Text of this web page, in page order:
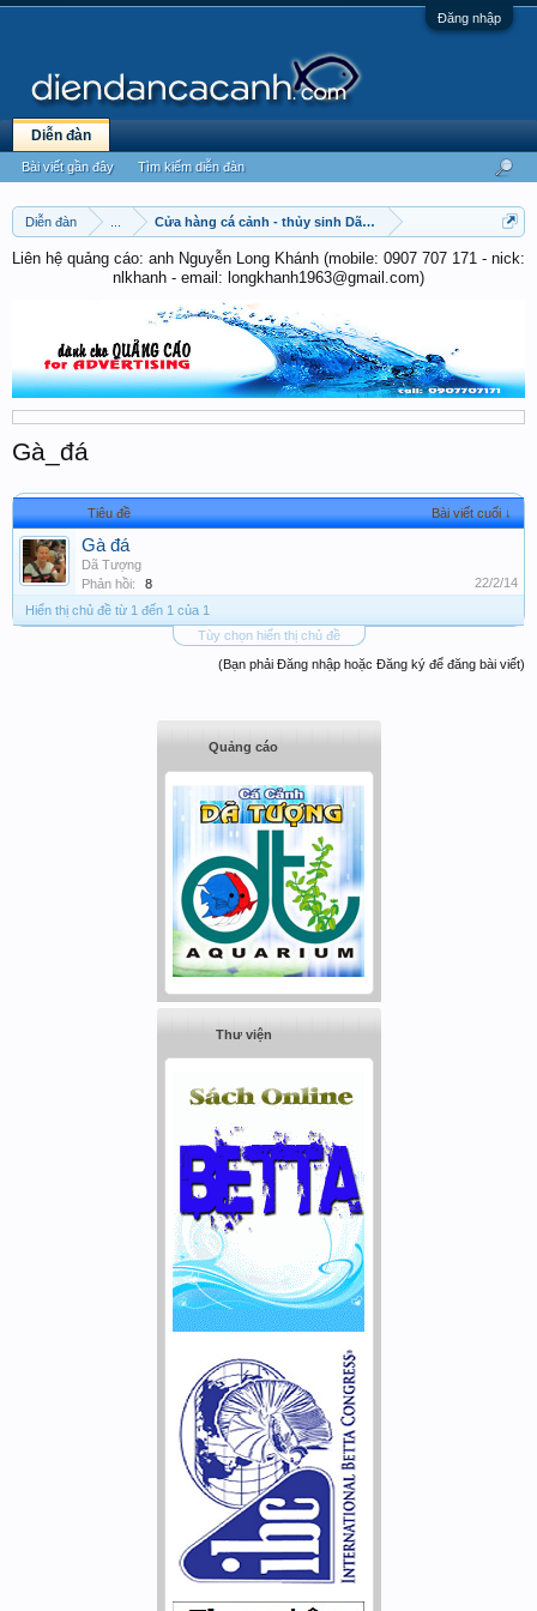
Đăng nhập
Diễn đàn Cửa hàng cá cảnh - thủy sinh Dã Tượng
Liên hệ quảng cáo: anh Nguyễn Long Khánh (mobile: 0907 707 171 - nick:
nlkhanh - email: longkhanh1963@gmail.com)
Gà_đá
Tiêu đề Bài viết cuối ↓
Gà đá
Dã Tượng
Phản hồi:
8
22/2/14
Hiển thị chủ đề từ 1 đến 1 của 1
Tùy chọn hiển thị chủ đề
(Bạn phải Đăng nhập hoặc Đăng ký để đăng bài viết)
Quảng cáo
Thư viện
Diễn đàn
Bài viết gần đây Tìm kiếm diễn đàn